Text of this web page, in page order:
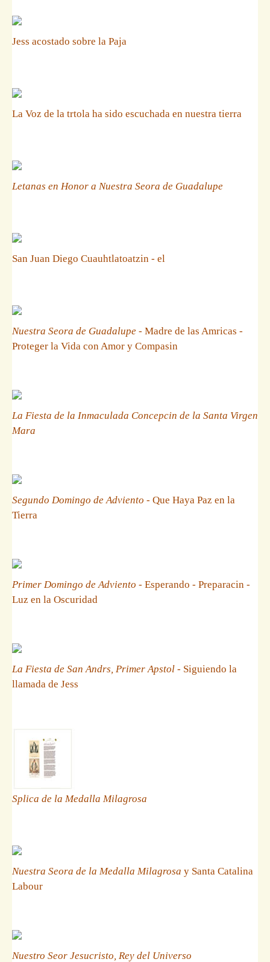
Jess acostado sobre la Paja
La Voz de la trtola ha sido escuchada en nuestra tierra
Letanas en Honor a Nuestra Seora de Guadalupe
San Juan Diego Cuauhtlatoatzin - el
Nuestra Seora de Guadalupe - Madre de las Amricas -
Proteger la Vida con Amor y Compasin
La Fiesta de la Inmaculada Concepcin de la Santa Virgen
Mara
Segundo Domingo de Adviento - Que Haya Paz en la
Tierra
Primer Domingo de Adviento - Esperando - Preparacin -
Luz en la Oscuridad
La Fiesta de San Andrs, Primer Apstol - Siguiendo la
llamada de Jess
Splica de la Medalla Milagrosa
Nuestra Seora de la Medalla Milagrosa y Santa Catalina
Labour
Nuestro Seor Jesucristo, Rey del Universo